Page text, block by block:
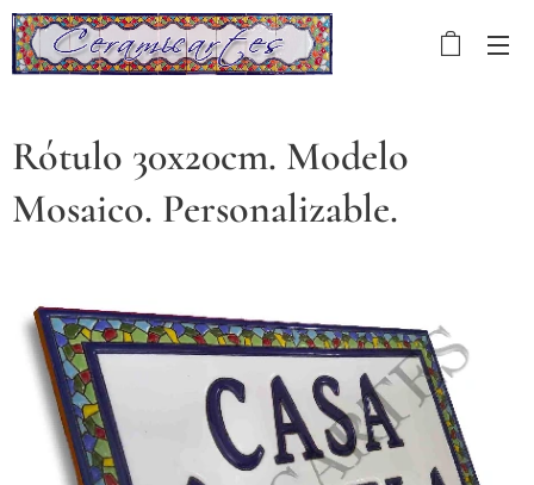
Rótulo 30x20cm. Modelo
Mosaico. Personalizable.